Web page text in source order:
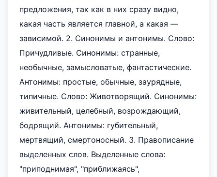
предложения, так как в них сразу видно,
какая часть является главной, а какая —
зависимой. 2. Синонимы и антонимы. Слово:
Причудливые. Синонимы: странные,
необычные, замысловатые, фантастические.
Антонимы: простые, обычные, заурядные,
типичные. Слово: Животворящий. Синонимы:
живительный, целебный, возрождающий,
бодрящий. Антонимы: губительный,
мертвящий, смертоносный. 3. Правописание
выделенных слов. Выделенные слова:
"приподнимая", "приближаясь",